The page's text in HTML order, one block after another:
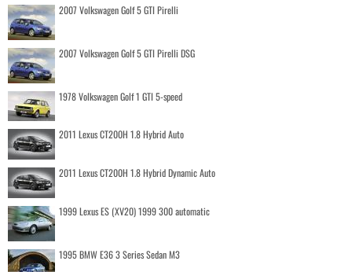
2007 Volkswagen Golf 5 GTI Pirelli
2007 Volkswagen Golf 5 GTI Pirelli DSG
1978 Volkswagen Golf 1 GTI 5-speed
2011 Lexus CT200H 1.8 Hybrid Auto
2011 Lexus CT200H 1.8 Hybrid Dynamic Auto
1999 Lexus ES (XV20) 1999 300 automatic
1995 BMW E36 3 Series Sedan M3